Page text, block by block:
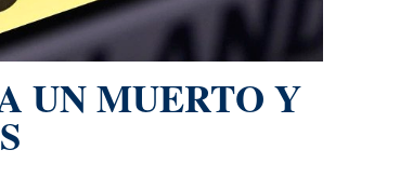
UN MUERTO Y